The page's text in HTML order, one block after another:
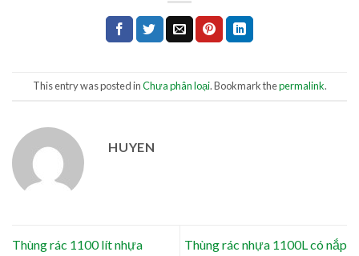
This entry was posted inChưa phân loại. Bookmark thepermalink.
HUYEN
Thùng rác 1100 lít nhựa
Thùng rác nhựa 1100L có nắp